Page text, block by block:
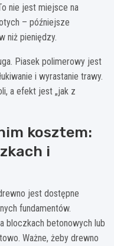
nie jest miejsce na
– późniejsze
niż pieniędzy.
Piasek polimerowy jest
i wyrastanie trawy.
a efekt jest „jak z
kosztem:
i
jest dostępne
fundamentów.
bloczkach betonowych lub
Ważne, żeby drewno